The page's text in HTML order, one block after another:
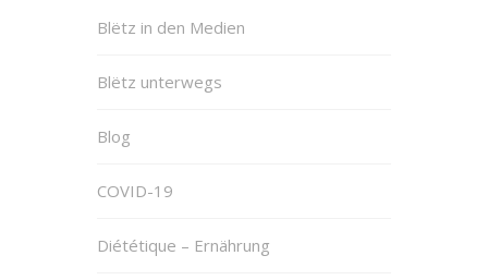
Blëtz in den Medien
Blëtz unterwegs
Blog
COVID-19
Diététique – Ernährung